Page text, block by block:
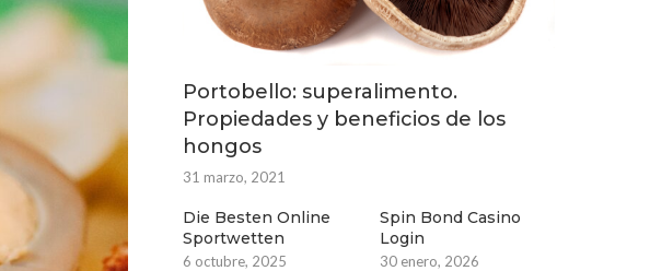
Portobello: superalimento.
Propiedades y beneficios de los
hongos
31 marzo, 2021
Die Besten Online
Sportwetten
6 octubre, 2025
Spin Bond Casino
Login
30 enero, 2026